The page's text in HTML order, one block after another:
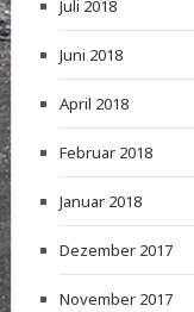
Juli 2018
Juni 2018
April 2018
Februar 2018
Januar 2018
Dezember 2017
November 2017